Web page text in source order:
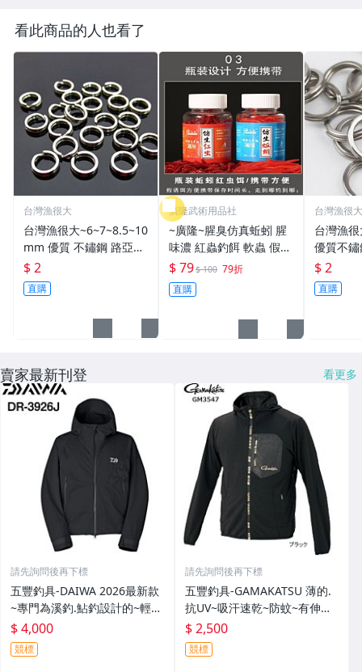
看此商品的人也看了
台灣漁很大
台灣漁很大~6~7~8.5~10
mm 優質 不鏽鋼 路亞環
S型開口 扁平 打扁 打平
$ 2
直購
廣隆武術用品社
~廣隆~腥臭仿真蚯蚓 腥
味濃 紅蟲釣餌 軟蟲 假蚯
蚓 海魚餌 紅蟲 路亞餌
假餌 誘餌 仿生餌 擬餌
路亞軟餌
$ 79$ 100 79折
直購
台灣漁很大
台灣漁
優質不
平 打扁 打平
雙環 路亞
路亞環
$ 2
直購
賣家最新刊登 看更多
請先詢問後再下標
五豐釣具-DAIWA 2026最新款
~專門為溪釣.鮎釣設計的~輕
便.薄的短版防水雨衣DR-3926J
外套特價4000元
$ 4,000
競標
請先詢問後再下標
五豐釣具-GAMAKATSU 薄的.
抗UV~吸汗速乾~防蚊~有伸縮
彈性付帽防曬外套 GM-3547
特價2000元
$ 2,500
競標